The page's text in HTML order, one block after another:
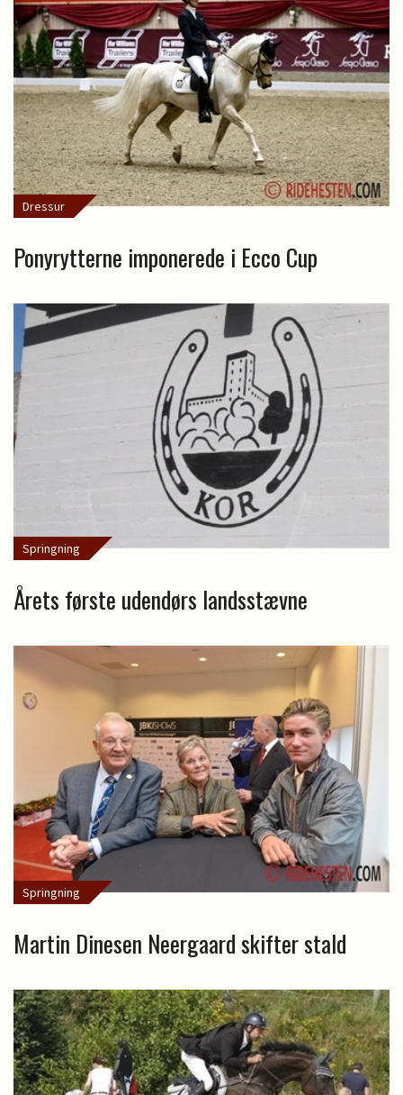
Dressur
Ponyrytterne imponerede i Ecco Cup
Springning
Årets første udendørs landsstævne
Springning
Martin Dinesen Neergaard skifter stald